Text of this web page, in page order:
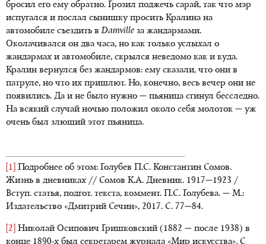
бросил его ему обратно. Грозил поджечь сарай, так что мэр
испугался и послал сынишку просить Кралина на
автомобиле съездить вDamville за жандармами.
Околачивался он два часа, но как только услыхал о
жандармах и автомобиле, скрылся неведомо как и куда.
Кралин вернулся без жандармов: ему сказали, что они в
патруле, но что их пришлют. Но, конечно, весь вечер они не
появились. Да и не было нужно — пьяница сгинул бесследно.
На всякий случай ночью положил около себя молоток — уж
очень был злющий этот пьяница.
[1] Подробнее об этом: Голубев П.С. Константин Сомов.
Жизнь в дневниках // Сомов К.А. Дневник. 1917—1923 /
Вступ. статья, подгот. текста, коммент. П.С. Голубева. — М.:
Издательство «Дмитрий Сечин», 2017. С. 77—84.
[2] Николай Осипович Гришковский (1882 — после 1938) в
конце 1890-х был секретарем журнала «Мир искусства». С